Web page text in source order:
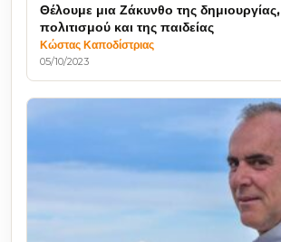
Θέλουμε μια Ζάκυνθο της
πολιτισμού και της παιδείας
Κώστας Καποδίστριας
05/10/2023